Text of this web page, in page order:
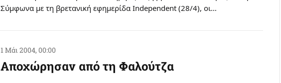
Σύμφωνα με τη βρετανική εφημερίδα Independent (28/4), οι…
1 Μάι 2004, 00:00
Aποχώρησαν από τη Φαλούτζα